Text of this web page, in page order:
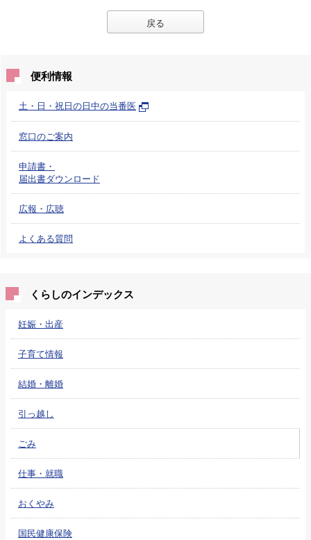
戻る
便利情報
土・日・祝日の日中の当番医
窓口のご案内
申請書・
届出書ダウンロード
広報・広聴
よくある質問
くらしのインデックス
妊娠・出産
子育て情報
結婚・離婚
引っ越し
ごみ
仕事・就職
おくやみ
国民健康保険